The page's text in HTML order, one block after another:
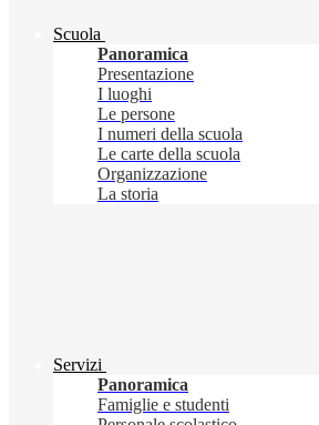
Scuola
Panoramica
Presentazione
I luoghi
Le persone
I numeri della scuola
Le carte della scuola
Organizzazione
La storia
Servizi
Panoramica
Famiglie e studenti